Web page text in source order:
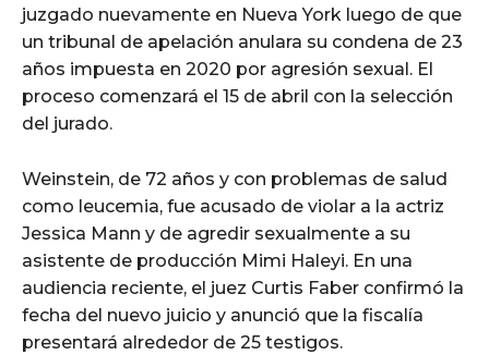
juzgado nuevamente en Nueva York luego de que
un tribunal de apelación anulara su condena de 23
años impuesta en 2020 por agresión sexual. El
proceso comenzará el 15 de abril con la selección
del jurado.
Weinstein, de 72 años y con problemas de salud
como leucemia, fue acusado de violar a la actriz
Jessica Mann y de agredir sexualmente a su
asistente de producción Mimi Haleyi. En una
audiencia reciente, el juez Curtis Faber confirmó la
fecha del nuevo juicio y anunció que la fiscalía
presentará alrededor de 25 testigos.